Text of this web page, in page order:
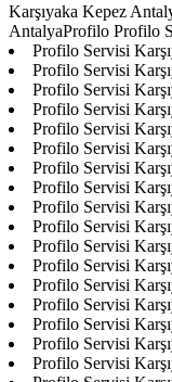
Karşıyaka Kepez
AntalyaProfilo Profilo
Profilo Servisi
Profilo Servisi
Profilo Servisi
Profilo Servisi
Profilo Servisi
Profilo Servisi
Profilo Servisi
Profilo Servisi
Profilo Servisi
Profilo Servisi
Profilo Servisi
Profilo Servisi
Profilo Servisi
Profilo Servisi
Profilo Servisi
Profilo Servisi
Profilo Servisi